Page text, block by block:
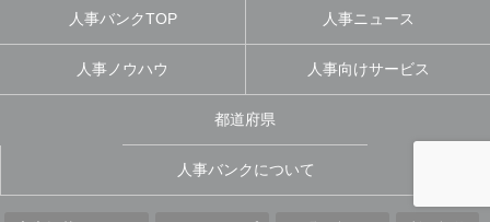
人事バンクTOP 人事ニュース
人事ノウハウ 人事向けサービス
都道府県
人事バンクについて